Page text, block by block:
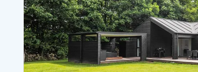
Sommerhuse i BjerregårdSommerhuse i Blåvand
Sommerhuse i Årgab
Sommerhuse i Arrild
Sommerhuse i Bjerregård
Sommerhuse i Blåvand